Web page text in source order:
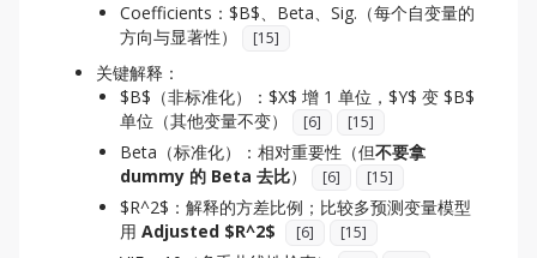
Coefficients：$B$、Beta、Sig.（每个自变量的
方向与显著性）
[15]
关键解释：
$B$（非标准化）：$X$ 增 1 单位，$Y$ 变 $B$
单位（其他变量不变）
[6] [15]
Beta（标准化）：相对重要性（但不要拿
dummy 的 Beta 去比） [6] [15]
$R^2$：解释的方差比例；比较多预测变量模型
用 Adjusted $R^2$ [6] [15]